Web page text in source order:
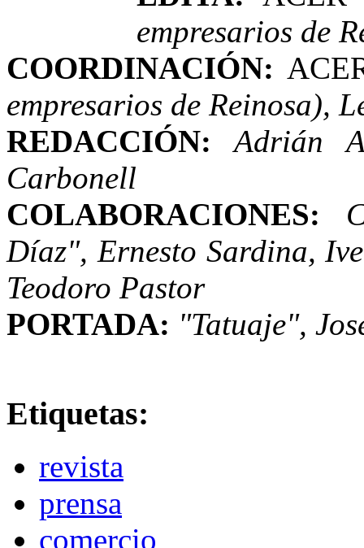
empresarios de
COORDINACIÓN:
empresarios de Reinosa),
REDACCIÓN:Adrián
Carbonell
COLABORACIONES:
Díaz", Ernesto Sardina,
Teodoro Pastor
PORTADA: "Tatuaje",
Etiquetas:
revista
prensa
comercio